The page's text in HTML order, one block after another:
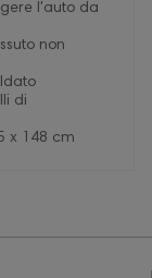
l'auto da
non
di
x 148 cm